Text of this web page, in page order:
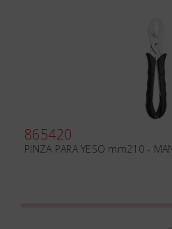
865420
PINZA PARA YESO mm210 -